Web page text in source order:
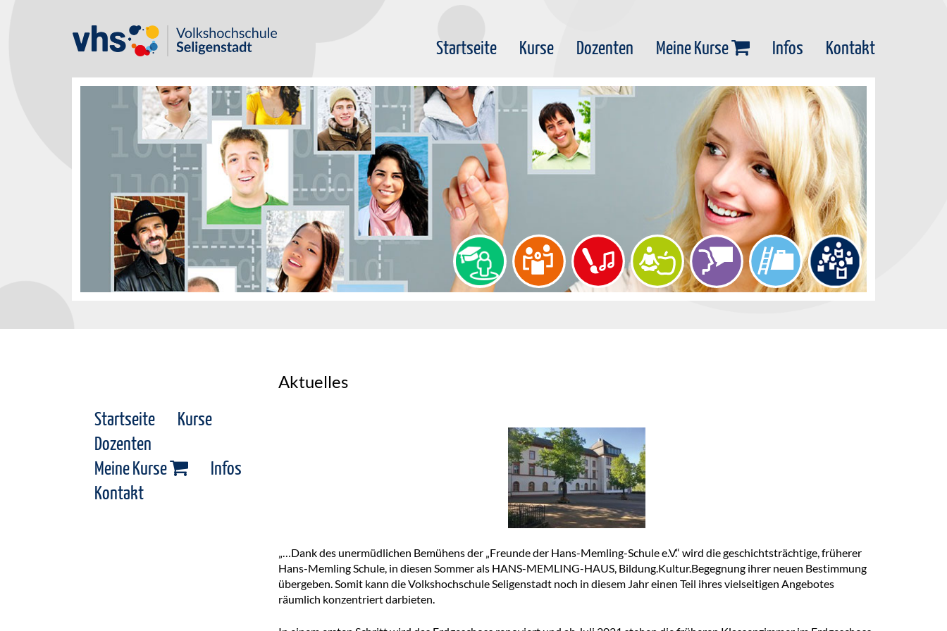
Startseite Kurse Dozenten Meine Kurse Infos Kontakt
Startseite
Kurse
Dozenten
Meine Kurse
Infos
Kontakt
Aktuelles
„…Dank des unermüdlichen Bemühens der „Freunde der Hans-Memling-Schule e.V.“ wird die geschichtsträchtige, früherer
Hans-Memling Schule, in diesen Sommer als HANS-MEMLING-HAUS, Bildung.Kultur.Begegnung ihrer neuen Bestimmung
übergeben. Somit kann die Volkshochschule Seligenstadt noch in diesem Jahr einen Teil ihres vielseitigen Angebotes
räumlich konzentriert darbieten.